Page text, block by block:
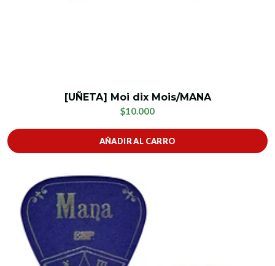
[UÑETA] Moi dix Mois/MANA
$10.000
AÑADIR AL CARRO